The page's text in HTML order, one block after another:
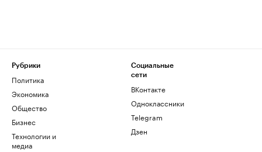
Рубрики
Политика
Экономика
Общество
Бизнес
Технологии и
медиа
Социальные
сети
ВКонтакте
Одноклассники
Telegram
Дзен